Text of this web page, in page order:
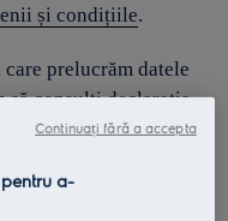
și condițiile.
prelucrăm datele
să consulţi declaraţia
a-
Continuați fără a accepta